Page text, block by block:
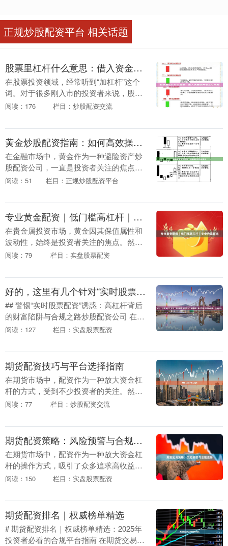
正规炒股配资平台 相关话题
股票里杠杆什么意思：借入资金放大收益与风险
在股票投资领域，经常听到“加杠杆”这个
词。对于很多刚入市的投资者来说，股票
里杠杆什么意思可能还比较模糊。简单来
来增加投资本....
阅读：176 栏目：炒股配资交流
黄金炒股配资指南：如何高效操作与风控
在金融市场中，黄金作为一种避险资产炒
股配资公司，一直是投资者关注的焦点。
而“黄金炒股配资”则是将黄金投资与股票
大收益。然而，....
阅读：51 栏目：正规炒股配资平台
专业黄金配资｜低门槛高杠杆｜安全合规首选
在贵金属投资市场，黄金因其保值属性和
波动性，始终是投资者关注的焦点。然而
炒股配资公司，资金门槛、杠杆限制以及
金交易的拦路虎。....
阅读：79 栏目：实盘股票配资
好的，这里有几个针对“实时股票配资平台”关键词、适合百度收录的标题，均在以内：
## 警惕“实时股票配资”诱惑：高杠杆背后
的财富陷阱与合规之路炒股配资公司 在搜
索引擎中输入“实时股票配资平台”，一系
跃....
阅读：127 栏目：实盘股票配资
期货配资技巧与平台选择指南
在期货市场中，配资作为一种放大资金杠
杆的方式，受到不少投资者的关注。然
而，期货配资既可能放大收益，也可能放
平台炒股配资公司，....
阅读：77 栏目：炒股配资交流
期货配资策略：风险预警与合规选择
在期货市场中，配资作为一种放大资金杠
杆的操作方式，吸引了众多追求高收益的
投资者。然而，高收益往往伴随着高风
险预警机制以及合规....
阅读：150 栏目：实盘股票配资
期货配资排名｜权威榜单精选
# 期货配资排名｜权威榜单精选：2025年
投资者必看的合规平台指南 在期货交易领